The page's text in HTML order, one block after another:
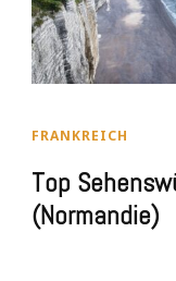
FRANKREICH
Top
(Normandie)